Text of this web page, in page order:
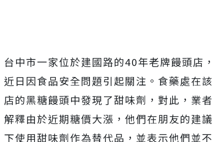
台中市一家位於建國路的40年老牌饅頭店，
近日因食品安全問題引起關注。食藥處在該
店的黑糖饅頭中發現了甜味劑，對此，業者
解釋由於近期糖價大漲，他們在朋友的建議
下使用甜味劑作為替代品，並表示他們並不